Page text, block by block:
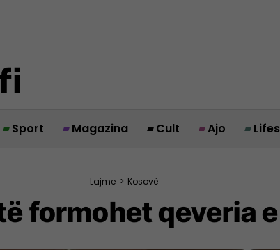
Sport Magazina Cult Ajo
Lajme > Kosovë
formohet qeveria